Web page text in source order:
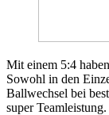
Mit einem 5:4
Sowohl in den
Ballwechsel bei
super Teamleistung.